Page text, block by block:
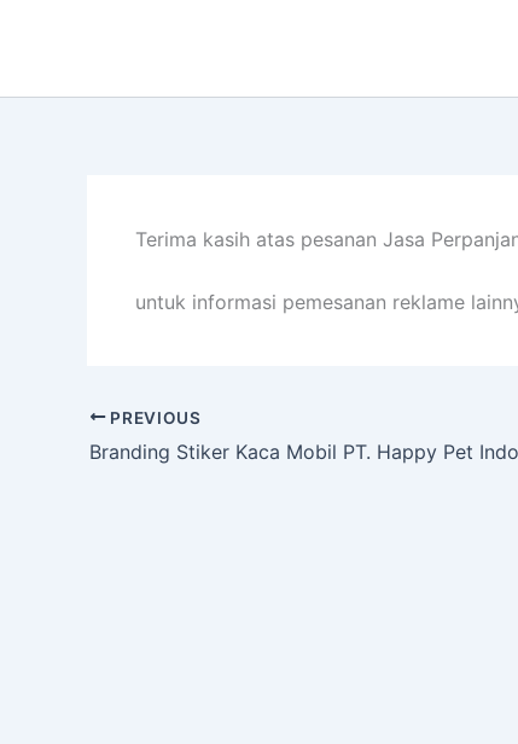
Terima kasih atas pesanan Jasa
untuk informasi pemesanan reklame
PREVIOUS